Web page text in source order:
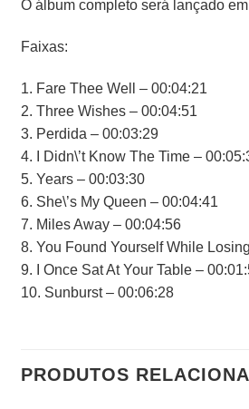
O álbum completo será lançado
Faixas:
1. Fare Thee Well – 00:04:21
2. Three Wishes – 00:04:51
3. Perdida – 00:03:29
4. I Didn\’t Know The Time –
5. Years – 00:03:30
6. She\’s My Queen – 00:04:41
7. Miles Away – 00:04:56
8. You Found Yourself While
9. I Once Sat At Your Table –
10. Sunburst – 00:06:28
PRODUTOS